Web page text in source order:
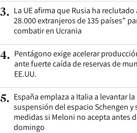
3. La UE afirma que Rusia ha reclutado
28.000 extranjeros de 135 países”
combatir en Ucrania
4. Pentágono exige acelerar
ante fuerte caída de reservas de
EE.UU.
5. España emplaza a Italia a levantar la
suspensión del espacio Schengen y
medidas si Meloni no acepta antes
domingo